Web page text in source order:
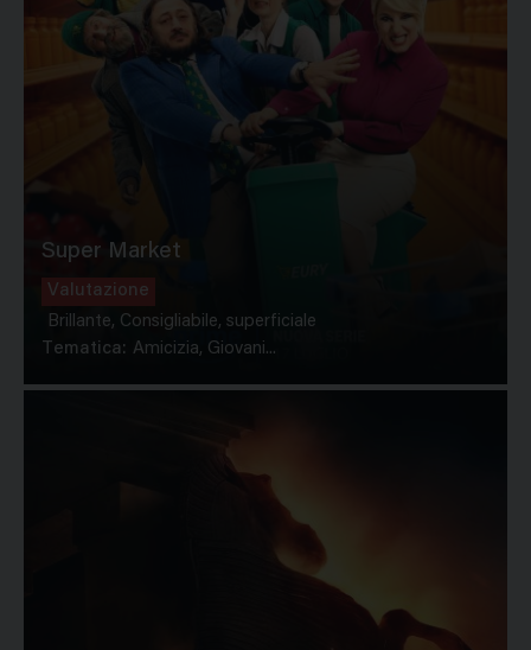
Super Market
Valutazione
Brillante, Consigliabile, superficiale
Tematica: Amicizia, Giovani...